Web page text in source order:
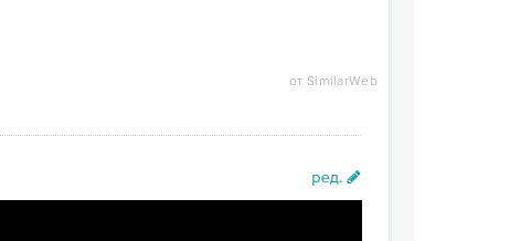
от SimilarWeb